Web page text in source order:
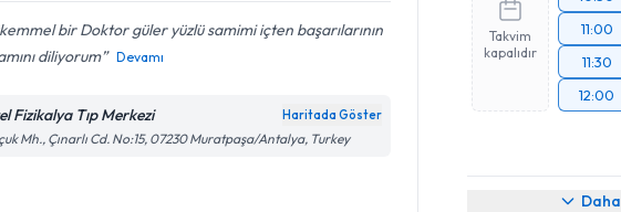
bir Doktor güler yüzlü samimi içten başarılarının
diliyorum
Devamı
Fizikalya Tıp Merkezi Haritada Göster
Mh., Çınarlı Cd. No:15, 07230 Muratpaşa/Antalya, Turkey
Takvim
kapalıdır
11:00
11:30
12:00